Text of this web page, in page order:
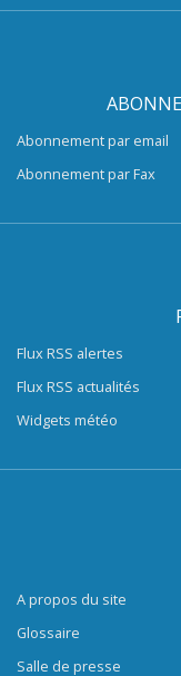
Abonnement par email
Abonnement par Fax
Flux RSS alertes
Flux RSS actualités
Widgets météo
A propos du site
Glossaire
Salle de presse